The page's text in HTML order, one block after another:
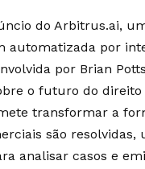
do Arbitrus.ai,
automatizada por
por Brian
o futuro do direito
transformar a
são resolvidas,
analisar casos e